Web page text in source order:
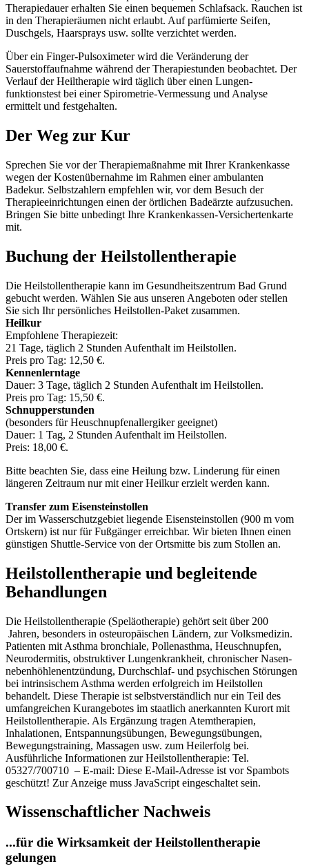
Therapiedauer erhalten Sie einen bequemen Schlafsack. Rauchen ist
in den Therapieräumen nicht erlaubt. Auf parfümierte Seifen,
Duschgels, Haarsprays usw. sollte verzichtet werden.
Über ein Finger-Pulsoximeter wird die Veränderung der
Sauerstoffaufnahme während der Therapiestunden beobachtet. Der
Verlauf der Heiltherapie wird täglich über einen Lungen­
funktionstest bei einer Spirometrie-­Vermessung und Analyse
ermittelt und festgehalten.
Der Weg zur Kur
Sprechen Sie vor der Therapiemaßnahme mit Ihrer Krankenkasse
wegen der Kostenübernahme im Rahmen einer ambulanten
Badekur. Selbstzahlern empfehlen wir, vor dem Besuch der
Therapieeinrichtungen einen der örtlichen Badeärzte aufzusuchen.
Bringen Sie bitte unbedingt Ihre Krankenkassen-Versichertenkarte
mit.
Buchung der Heilstollentherapie
Die Heilstollentherapie kann im Gesundheitszentrum Bad Grund
gebucht werden. Wählen Sie aus unseren Angeboten oder stellen
Sie sich Ihr persönliches Heilstollen-Paket zusammen.
Heilkur
Empfohlene Therapiezeit:
21 Tage, täglich 2 Stunden Aufenthalt im Heil­stollen.
Preis pro Tag: 12,50 €.
Kennenlerntage
Dauer: 3 Tage, täglich 2 Stunden Aufenthalt im Heil­stollen.
Preis pro Tag: 15,50 €.
Schnupperstunden
(besonders für Heuschnupfenallergiker geeignet)
Dauer: 1 Tag, 2 Stunden Aufenthalt im Heil­stollen.
Preis: 18,00 €.
Bitte beachten Sie, dass eine Heilung bzw. Linderung für einen
längeren Zeitraum nur mit einer Heilkur erzielt werden kann.
Transfer zum Eisensteinstollen
Der im Wasserschutzgebiet liegende Eisensteinstollen (900 m vom
Ortskern) ist nur für Fußgänger erreichbar. Wir bieten Ihnen einen
günstigen Shuttle-Service von der Ortsmitte bis zum Stollen an.
Heilstollentherapie und begleitende
Behandlungen
Die Heilstollentherapie (Speläotherapie) gehört seit über 200
Jahren, besonders in osteuropäischen Ländern, zur Volksmedizin.
Patienten mit Asthma bronchiale, Pollen­asthma, Heuschnupfen,
Neurodermitis, ob­struk­tiver Lungenkrankheit, chronischer Nasen­
neben­höh­len­entzündung, Durchschlaf- und psy­­­­chi­­schen Störungen
bei intrinsischem Asthma werden erfolgreich im Heilstollen
behandelt. Diese Therapie ist selbstverständlich nur ein Teil des
umfangreichen Kurangebotes im staatlich anerkannten Kurort mit
Heilstollentherapie. Als Ergänzung tragen Atemtherapien,
Inhalationen, Entspannungsübungen, Bewegungsübungen,
Bewegungstraining, Massagen usw. zum Heilerfolg bei.
Ausführliche Informationen zur Heilstollentherapie: Tel.
05327/700710 – E-mail: Diese E-Mail-Adresse ist vor Spambots
geschützt! Zur Anzeige muss JavaScript eingeschaltet sein.
Wissenschaftlicher Nachweis
...für die Wirksamkeit der Heilstollentherapie
gelungen